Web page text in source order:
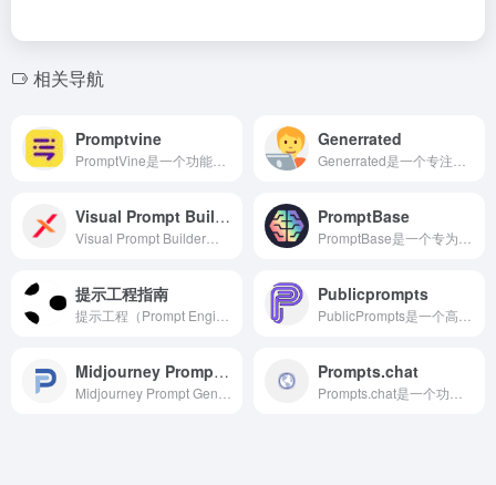
相关导航
Promptvine Generrated
Visual Prompt Builder PromptBase
提示工程指南 Publicprompts
Midjourney Prompt Generator Prompts.chat